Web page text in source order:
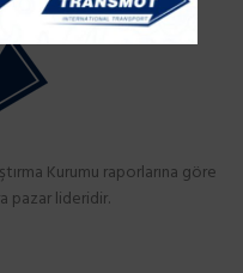
Kurumu raporlarına göre
pazar lideridir.